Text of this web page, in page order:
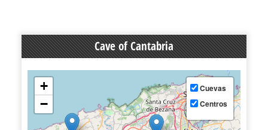
Cave of Cantabria
+
−
Cuevas
Centros